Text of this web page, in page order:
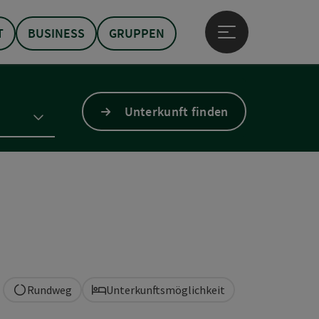
BUSINESS GRUPPEN
Hauptmenü öffnen
Unterkunft finden
Rundweg Unterkunftsmöglichkeit